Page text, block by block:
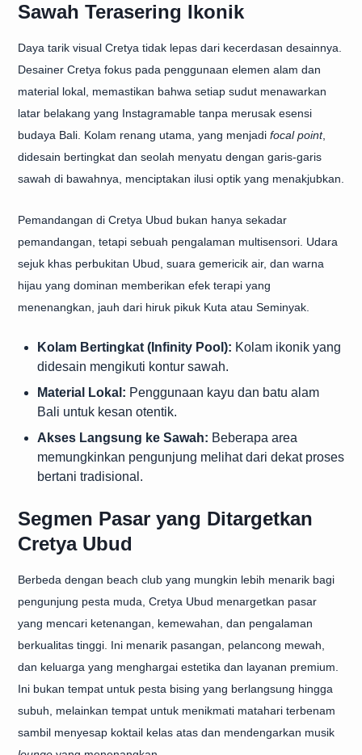
Sawah Terasering Ikonik
Daya tarik visual Cretya tidak lepas dari kecerdasan desainnya.
Desainer Cretya fokus pada penggunaan elemen alam dan
material lokal, memastikan bahwa setiap sudut menawarkan
latar belakang yang Instagramable tanpa merusak esensi
budaya Bali. Kolam renang utama, yang menjadi focal point,
didesain bertingkat dan seolah menyatu dengan garis-garis
sawah di bawahnya, menciptakan ilusi optik yang menakjubkan.
Pemandangan di Cretya Ubud bukan hanya sekadar
pemandangan, tetapi sebuah pengalaman multisensori. Udara
sejuk khas perbukitan Ubud, suara gemericik air, dan warna
hijau yang dominan memberikan efek terapi yang
menenangkan, jauh dari hiruk pikuk Kuta atau Seminyak.
Kolam Bertingkat (Infinity Pool): Kolam ikonik yang
didesain mengikuti kontur sawah.
Material Lokal: Penggunaan kayu dan batu alam
Bali untuk kesan otentik.
Akses Langsung ke Sawah: Beberapa area
memungkinkan pengunjung melihat dari dekat proses
bertani tradisional.
Segmen Pasar yang Ditargetkan
Cretya Ubud
Berbeda dengan beach club yang mungkin lebih menarik bagi
pengunjung pesta muda, Cretya Ubud menargetkan pasar
yang mencari ketenangan, kemewahan, dan pengalaman
berkualitas tinggi. Ini menarik pasangan, pelancong mewah,
dan keluarga yang menghargai estetika dan layanan premium.
Ini bukan tempat untuk pesta bising yang berlangsung hingga
subuh, melainkan tempat untuk menikmati matahari terbenam
sambil menyesap koktail kelas atas dan mendengarkan musik